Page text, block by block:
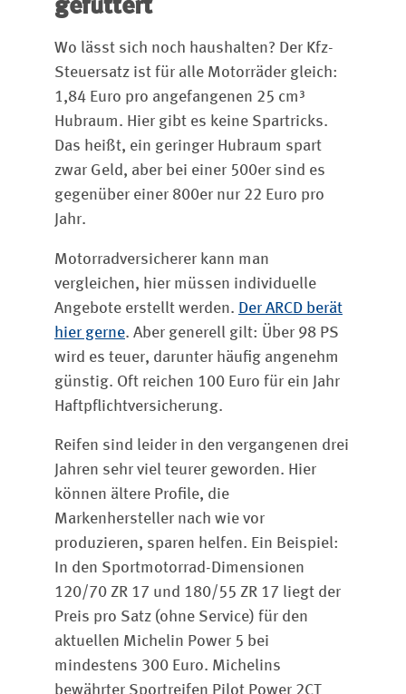
gefüttert
Wo lässt sich noch haushalten? Der Kfz-
Steuersatz ist für alle Motorräder gleich:
1,84 Euro pro angefangenen 25 cm³
Hubraum. Hier gibt es keine Spartricks.
Das heißt, ein geringer Hubraum spart
zwar Geld, aber bei einer 500er sind es
gegenüber einer 800er nur 22 Euro pro
Jahr.
Motorradversicherer kann man
vergleichen, hier müssen individuelle
Angebote erstellt werden. Der ARCD berät
hier gerne. Aber generell gilt: Über 98 PS
wird es teuer, darunter häufig angenehm
günstig. Oft reichen 100 Euro für ein Jahr
Haftpflichtversicherung.
Reifen sind leider in den vergangenen drei
Jahren sehr viel teurer geworden. Hier
können ältere Profile, die
Markenhersteller nach wie vor
produzieren, sparen helfen. Ein Beispiel:
In den Sportmotorrad-Dimensionen
120/70 ZR 17 und 180/55 ZR 17 liegt der
Preis pro Satz (ohne Service) für den
aktuellen Michelin Power 5 bei
mindestens 300 Euro. Michelins
bewährter Sportreifen Pilot Power 2CT